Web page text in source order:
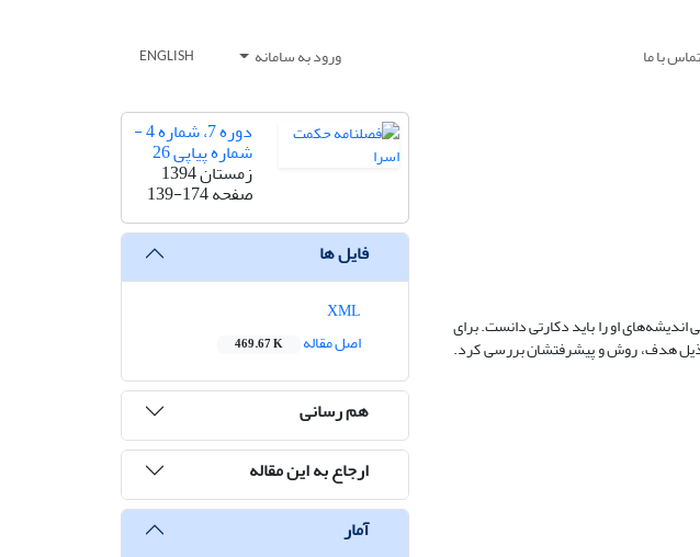
تماس با ما ورود به سامانه ENGLISH
او را باید دکارتی دانست. برای
ذیل هدف، روش و پیشرفتشان بررسی کرد.
دوره 7، شماره 4 -
شماره پیاپی 26
زمستان 1394
صفحه139-174
فایل ها
اصل مقاله
469.67 K
هم رسانی
ارجاع به این مقاله
آمار